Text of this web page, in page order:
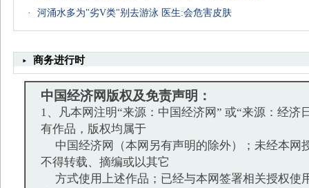
·
河涌水多为"劣V类"别去游泳 医生:会危害皮肤
商务进行时
中国经济网版权及免责声明：
1、凡本网注明“来源：中国经济网” 或“来源：经济
有作品，版权均属于
中国经济网（本网另有声明的除外）；未经本网
不得转载、摘编或以其它
方式使用上述作品；已经与本网签署相关授权使